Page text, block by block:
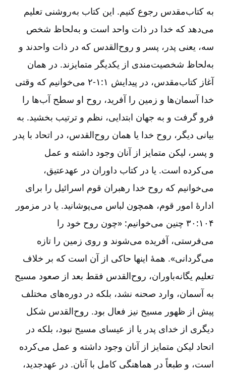
به کتاب‌‌مقدس رجوع کنیم. این کتاب به‌‌روشنی تعلیم
می‌‌دهد که خدا در ذات واحد است و به‌لحاظ شخص
سه، یعنی پدر، پسر و روح‌‌القدس که در ذات واحدند و
به‌لحاظ شخصیت‌مندی از یکدیگر متمایزند. در همان
آغاز کتاب‌‌مقدس، در پیدایش ۱:‏۱-‏‏‏‏‏‏‏‏‏‏‏‏‏۲ می‌‌خوانیم که وقتی
خدا آسمان‌‌ها و زمین را آفرید، روح او سطح آب‌‌ها را
فرو گرفت و به جهان ابتدایی، نظم و ترتیب بخشید. به
بیانی دیگر، روح خدا یا همان روح‌‌القدس، در اتحاد با پدر
و پسر، لیکن متمایز از آنان وجود داشته و عمل
می‌‌کرده است. یا در کتاب داوران در عهدعتیق،
می‌‌خوانیم که روح خدا رهبران قوم اسرائیل را برای
ادارۀ امور قوم، همچون لباس می‌‌پوشانید. یا در مزمور
۱۰۴:‏۳۰ چنین می‌‌خوانیم: «چون روح خود را
می‌‌فرستی، آفریده می‌‌شوند و روی زمین را تازه
می‌‌گردانی». همۀ اینها حاکی از آن است که بر خلاف
تعلیم یگانه‌‌باوران، روح‌‌القدس فقط بعد از صعود مسیح
به آسمان، وارد صحنه نشد، بلکه در دوره‌‌های مختلف
پیش از ظهور مسیح نیز فعال بود. روح‌‌القدس شکل
دیگری از خدای پدر یا از عیسای مسیح نبود، بلکه در
اتحاد لیکن متمایز از آنان وجود داشته و عمل می‌‌کرده
است، و طبعاً در هماهنگی کامل با آنان. در عهدجدید،